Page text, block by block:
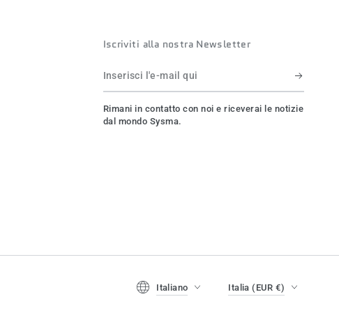
Iscriviti alla nostra Newsletter
Inserisci
l'e-
mail
Rimani in contatto con noi e riceverai le notizie
dal mondo Sysma.
Lingua
Italiano Italia (EUR €)